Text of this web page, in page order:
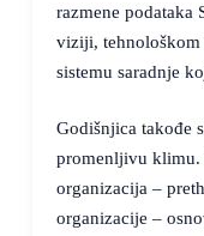
razmene podataka
viziji, tehnološkom
sistemu saradnje
Godišnjica takođe
promenljivu klimu.
organizacija –
organizacije –